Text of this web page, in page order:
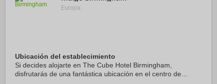
Europa.
Ubicación del establecimiento
Si decides alojarte en The Cube Hotel Birmingham,
disfrutarás de una fantástica ubicación en el centro de